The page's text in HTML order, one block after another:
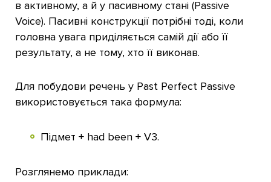
в активному, а й у пасивному стані (Passive
Voice). Пасивні конструкції потрібні тоді, коли
головна увага приділяється самій дії або її
результату, а не тому, хто її виконав.
Для побудови речень у Past Perfect Passive
використовується така формула:
Підмет + had been + V3.
Розглянемо приклади: